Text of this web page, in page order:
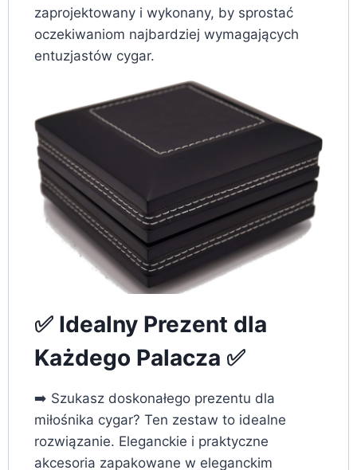
zaprojektowany i wykonany, by sprostać
oczekiwaniom najbardziej wymagających
entuzjastów cygar.
✅ Idealny Prezent dla
Każdego Palacza ✅
➡️ Szukasz doskonałego prezentu dla
miłośnika cygar? Ten zestaw to idealne
rozwiązanie. Eleganckie i praktyczne
akcesoria zapakowane w eleganckim